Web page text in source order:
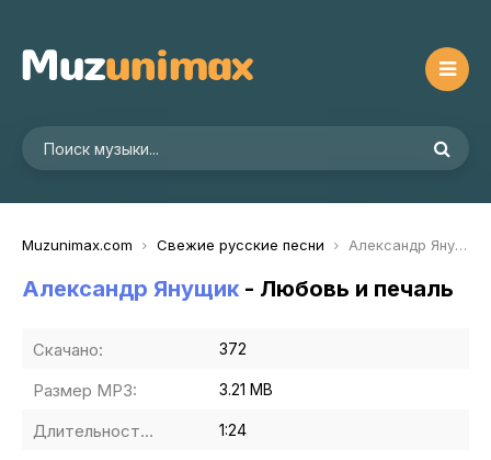
Muzunimax.com Свежие русские песни Александр Янущик - Любовь и печаль
Александр Янущик - Любовь и печаль
Скачано: 372
Размер MP3: 3.21 MB
Длительность MP3: 1:24